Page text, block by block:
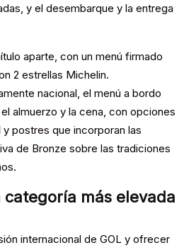
y el desembarque y la entrega
aparte, con un menú firmado
2 estrellas Michelin.
nacional, el menú a bordo
almuerzo y la cena, con opciones
postres que incorporan las
de Bronze sobre las tradiciones
más elevada
internacional de GOL y ofrecer